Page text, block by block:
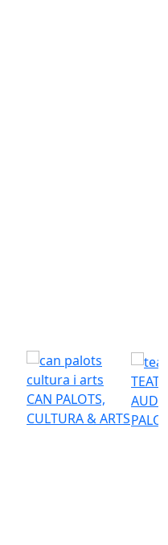
CAN PALOTS,
CULTURA & ARTS